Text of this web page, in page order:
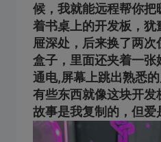
候，我就能远程帮你
着书桌上的开发板，
屉深处，后来换了两
盒子，里面还夹着一
通电,屏幕上跳出熟悉
有些东西就像这块开
故事是我复制的，但爱